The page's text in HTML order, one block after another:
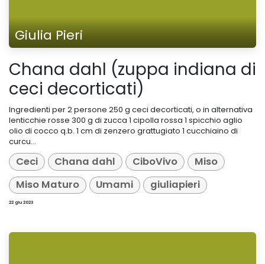
Giulia Pieri
Chana dahl (zuppa indiana di
ceci decorticati)
Ingredienti per 2 persone 250 g ceci decorticati, o in alternativa
lenticchie rosse 300 g di zucca 1 cipolla rossa 1 spicchio aglio
olio di cocco q.b. 1 cm di zenzero grattugiato 1 cucchiaino di
curcu...
Ceci Chana dahl CiboVivo
Miso
Miso Maturo
Umami giuliapieri
22 giu 2023